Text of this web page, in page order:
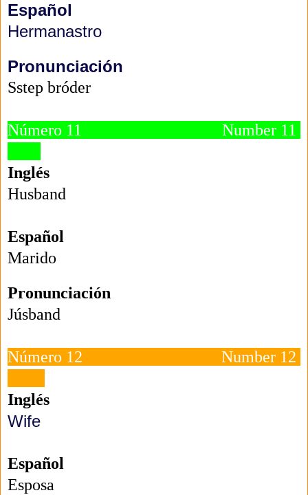
Español
Hermanastro
Pronunciación
Sstep bróder
Número 11 Number 11
Inglés
Husband
Español
Marido
Pronunciación
Júsband
Número 12 Number 12
Inglés
Wife
Español
Esposa